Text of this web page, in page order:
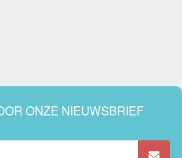
ONZE NIEUWSBRIEF